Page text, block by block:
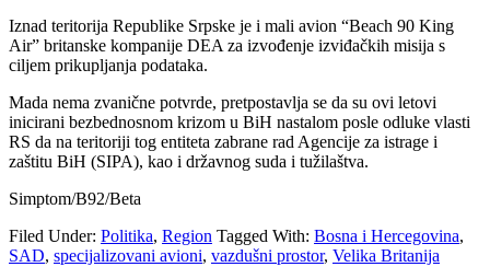
Iznad teritorija Republike Srpske je i mali avion “Beach 90 King
Air” britanske kompanije DEA za izvođenje izviđačkih misija s
ciljem prikupljanja podataka.
Mada nema zvanične potvrde, pretpostavlja se da su ovi letovi
inicirani bezbednosnom krizom u BiH nastalom posle odluke vlasti
RS da na teritoriji tog entiteta zabrane rad Agencije za istrage i
zaštitu BiH (SIPA), kao i državnog suda i tužilaštva.
Simptom/B92/Beta
Filed Under: Politika, Region Tagged With: Bosna i Hercegovina,
SAD, specijalizovani avioni, vazdušni prostor, Velika Britanija